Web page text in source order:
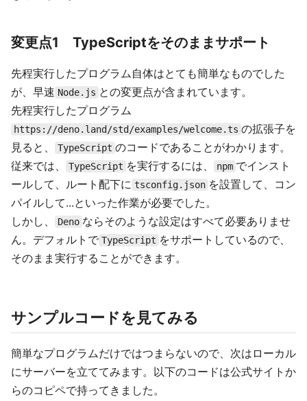
変更点1 TypeScriptをそのままサポート
先程実行したプログラム自体はとても簡単なものでした
が、早速 Node.js との変更点が含まれています。
先程実行したプログラム
https://deno.land/std/examples/welcome.ts の拡張子を
見ると、
TypeScript のコードであることがわかります。
従来では、
TypeScript を実行するには、 npm でインスト
ールして、ルート配下に tsconfig.json を設置して、コン
パイルして...といった作業が必要でした。
しかし、
Deno ならそのような設定はすべて必要ありませ
ん。デフォルトで TypeScript をサポートしているので、
そのまま実行することができます。
サンプルコードを見てみる
簡単なプログラムだけではつまらないので、次はローカル
にサーバーを立ててみます。以下のコードは公式サイトか
らのコピペで持ってきました。